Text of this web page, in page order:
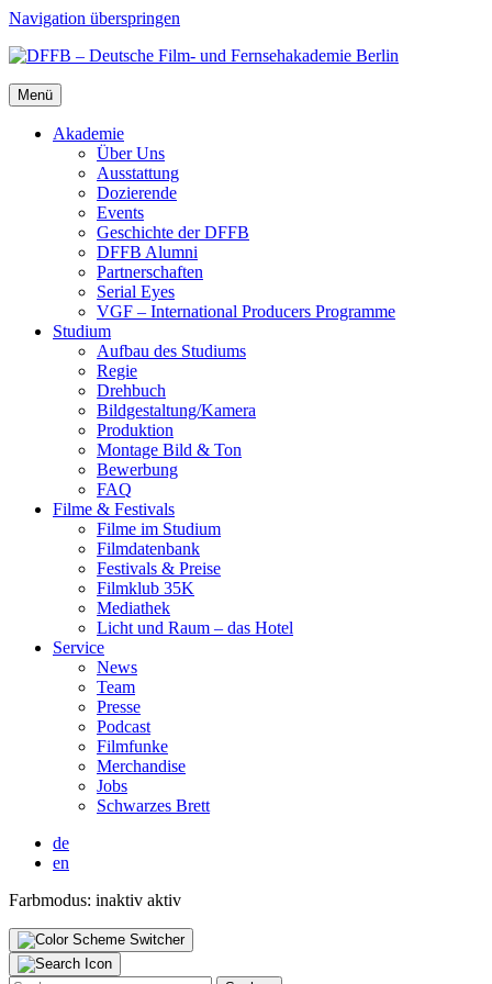
Navigation überspringen
Menü
Aka­de­mie
Über Uns
Aus­stat­tung
Dozie­ren­de
Events
Geschich­te der DFFB
DFFB Alum­ni
Part­ner­schaf­ten
Seri­al Eyes
VGF – Inter­na­tio­nal Pro­du­cers Pro­gram­me
Stu­di­um
Auf­bau des Stu­di­ums
Regie
Dreh­buch
Bildgestaltung/​​Kamera
Pro­duk­ti­on
Mon­ta­ge Bild & Ton
Bewer­bung
FAQ
Fil­me & Fes­ti­vals
Fil­me im Stu­di­um
Film­da­ten­bank
Fes­ti­vals & Prei­se
Film­klub 35K
Media­thek
Licht und Raum – das Hotel
Ser­vice
News
Team
Pres­se
Pod­cast
Film­fun­ke
Mer­chan­di­se
Jobs
Schwar­zes Brett
de
en
Farbmodus: inaktiv aktiv